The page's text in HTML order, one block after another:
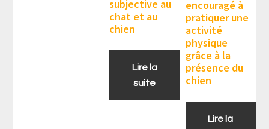
subjective au
chat et au
chien
Lire la
suite
encouragé à
pratiquer une
activité
physique
grâce à la
présence du
chien
Lire la